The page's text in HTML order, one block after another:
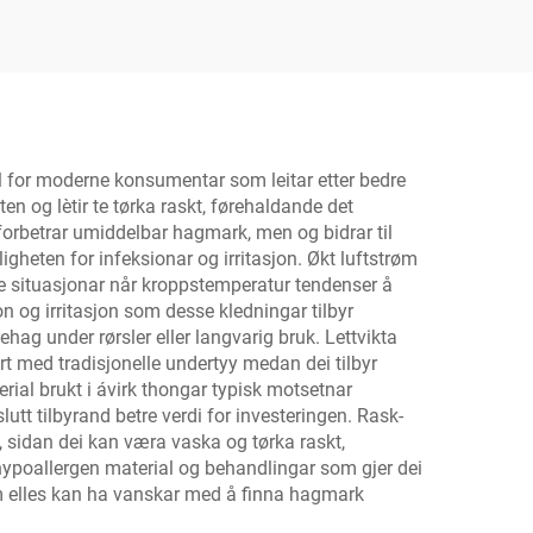
moderne konsumentar som leitar etter bedre
og lètir te tørka raskt, førehaldande det
umiddelbar hagmark, men og bidrar til
for infeksionar og irritasjon. Økt luftstrøm
når kroppstemperatur tendenser å
og irritasjon som desse kledningar tilbyr
under rørsler eller langvarig bruk. Lettvikta
med tradisjonelle undertyy medan dei tilbyr
brukt i ávirk thongar typisk motsetnar
tilbyrand betre verdi for investeringen. Rask-
sidan dei kan væra vaska og tørka raskt,
material og behandlingar som gjer dei
kan ha vanskar med å finna hagmark